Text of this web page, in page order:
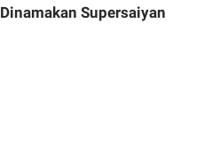
Supersaiyan